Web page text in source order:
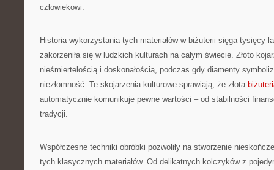
człowiekowi.
Historia wykorzystania tych materiałów w biżuterii sięga tysięcy
zakorzeniła się w ludzkich kulturach na całym świecie. Złoto
nieśmiertelością i doskonałością, podczas gdy diamenty
niezłomność. Te skojarzenia kulturowe sprawiają, że złota
automatycznie komunikuje pewne wartości – od stabilności
tradycji.
Współczesne techniki obróbki pozwoliły na stworzenie
tych klasycznych materiałów. Od delikatnych kolczyków z